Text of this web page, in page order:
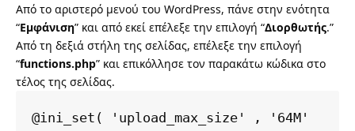
Από το αριστερό μενού του WordPress, πάνε στην ενότητα
“Εμφάνιση” και από εκεί επέλεξε την επιλογή “Διορθωτής.”
Από τη δεξιά στήλη της σελίδας, επέλεξε την επιλογή
“functions.php” και επικόλλησε τον παρακάτω κώδικα στο
τέλος της σελίδας.
@ini_set( 'upload_max_size' , '64M'